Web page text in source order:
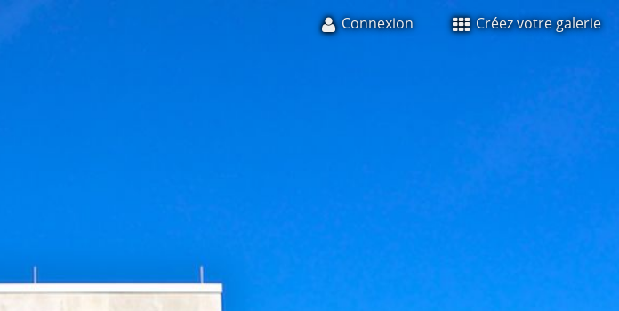
Connexion Créez votre galerie